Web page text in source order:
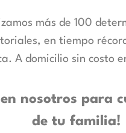
más de 100
en tiempo
A domicilio sin costo
en nosotros para
de tu familia!